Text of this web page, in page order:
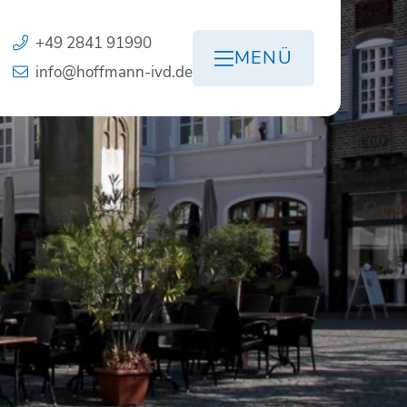
+49 2841 91990
info@hoffmann-ivd.de
MENÜ